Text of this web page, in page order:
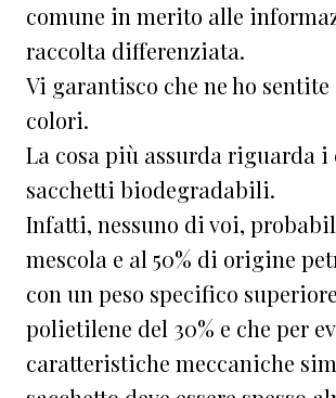
comune in merito alle
raccolta differenziata.
Vi garantisco che ne ho
colori.
La cosa più assurda riguarda i
sacchetti biodegradabili.
Infatti, nessuno di voi,
mescola e al 50% di origine
con un peso specifico
polietilene del 30% e che per
caratteristiche meccaniche